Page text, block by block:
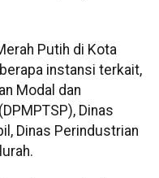
Putih di Kota
instansi terkait,
Modal dan
Dinas
Dinas Perindustrian